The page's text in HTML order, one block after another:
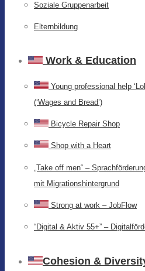
Soziale Gruppenarbeit
Elternbildung
Work & Education
Young professional help
(‘Wages and Bread’)
Bicycle Repair Shop
Shop with a Heart
„Take off men“ –
mit Migrationshintergrund
Strong at work – JobFlow
“Digital & Aktiv 55+” –
Cohesion &